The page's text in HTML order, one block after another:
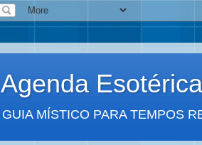
Agenda Esotérica
GUIA MÍSTICO PARA TEMPOS